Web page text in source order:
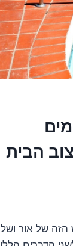
הבית
הזה של אור ושל